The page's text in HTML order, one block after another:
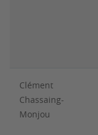
Clément
Chassaing-
Monjou